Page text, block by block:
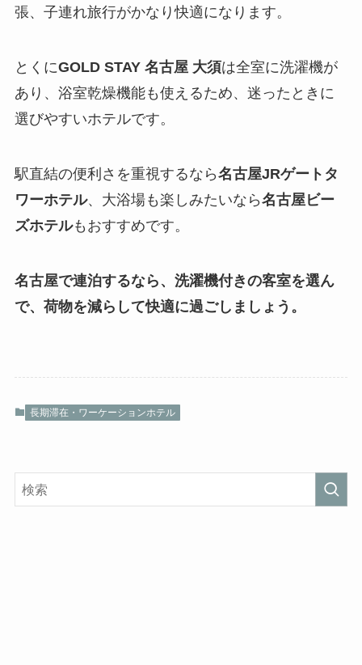
張、子連れ旅行がかなり快適になります。
とくにGOLD STAY 名古屋 大須は全室に洗濯機が
あり、浴室乾燥機能も使えるため、迷ったときに
選びやすいホテルです。
駅直結の便利さを重視するなら名古屋JRゲートタ
ワーホテル、大浴場も楽しみたいなら名古屋ビー
ズホテルもおすすめです。
名古屋で連泊するなら、洗濯機付きの客室を選ん
で、荷物を減らして快適に過ごしましょう。
長期滞在・ワーケーションホテル